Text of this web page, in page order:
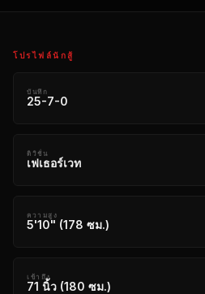
โปรไฟล์นักสู้
บันทึก
25-7-0
ดิวิชั่น
เฟเธอร์เวท
ความสูง
5'10" (178 ซม.)
เข้าถึง
71 นิ้ว (180 ซม.)